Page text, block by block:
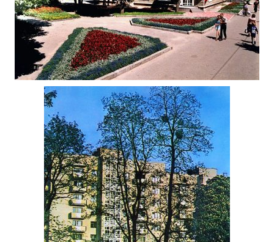
ЖИТОМИРСЬКІ ВУЛИЦІ 2001
Фото Житомир - сучасна
Україна